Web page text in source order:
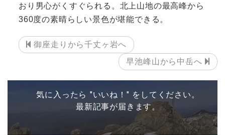
おり男心がくすぐられる。北上山地の最高峰から
360度の素晴らしい景色が堪能できる。
御座走りから千丈ヶ岩へ
早池峰山から中岳へ
気に入ったら "いいね！" をしてください。
最新記事が届きます。